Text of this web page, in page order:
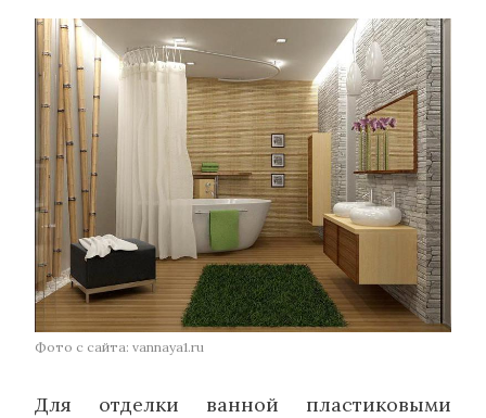
Фото с сайта: vannaya1.ru
Для отделки ванной пластиковыми